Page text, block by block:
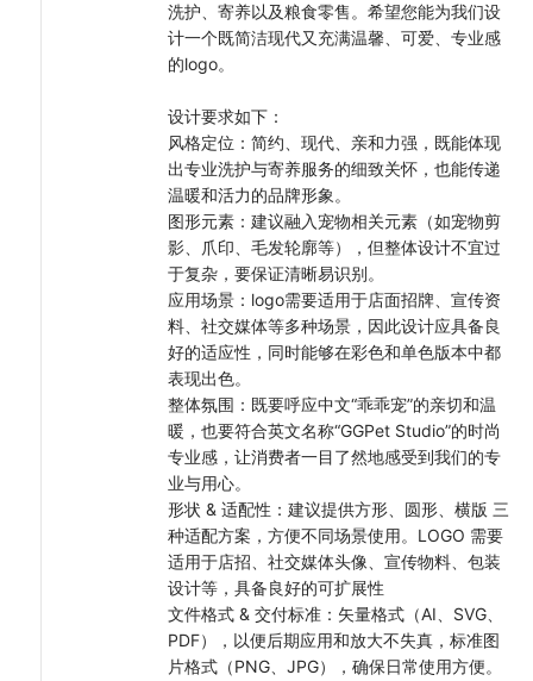
洗护、寄养以及粮食零售。希望您能为我们设
计一个既简洁现代又充满温馨、可爱、专业感
的logo。
设计要求如下：
风格定位：简约、现代、亲和力强，既能体现
出专业洗护与寄养服务的细致关怀，也能传递
温暖和活力的品牌形象。
图形元素：建议融入宠物相关元素（如宠物剪
影、爪印、毛发轮廓等），但整体设计不宜过
于复杂，要保证清晰易识别。
应用场景：logo需要适用于店面招牌、宣传资
料、社交媒体等多种场景，因此设计应具备良
好的适应性，同时能够在彩色和单色版本中都
表现出色。
整体氛围：既要呼应中文“乖乖宠”的亲切和温
暖，也要符合英文名称“GGPet Studio”的时尚
专业感，让消费者一目了然地感受到我们的专
业与用心。
形状 & 适配性：建议提供方形、圆形、横版 三
种适配方案，方便不同场景使用。LOGO 需要
适用于店招、社交媒体头像、宣传物料、包装
设计等，具备良好的可扩展性
文件格式 & 交付标准：矢量格式（AI、SVG、
PDF），以便后期应用和放大不失真，标准图
片格式（PNG、JPG），确保日常使用方便。